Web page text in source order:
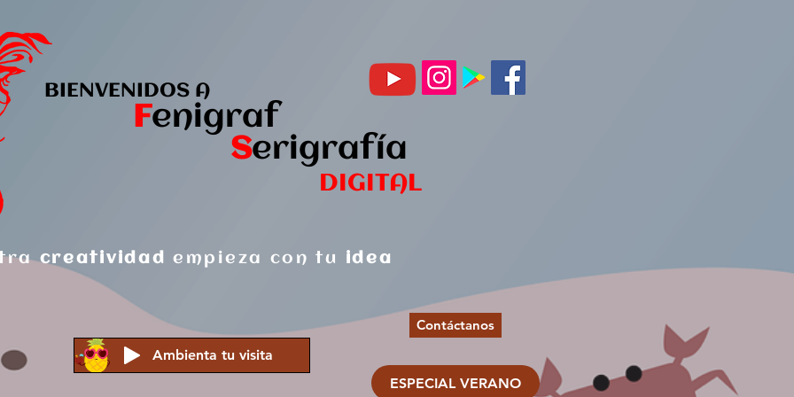
BIENVENIDOS A
Fenigraf
Serigrafía
DIGITAL
Contáctanos
creatividad empieza con tu idea
Ambienta tu visita
ESPECIAL VERANO